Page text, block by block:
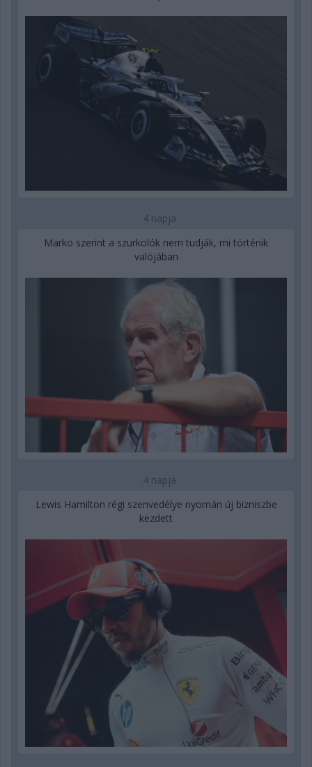
4 napja
Marko szerint a szurkolók nem tudják, mi történik
valójában
4 napja
Lewis Hamilton régi szenvedélye nyomán új bizniszbe
kezdett